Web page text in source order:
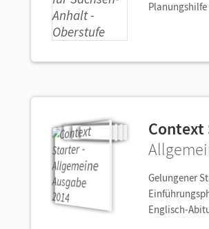
Gelungener
Englisch-